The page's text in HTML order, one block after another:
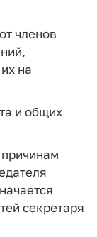
членов
на
и общих
секретаря